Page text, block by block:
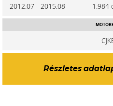
2012.07 - 2015.08 1.984
Részletes